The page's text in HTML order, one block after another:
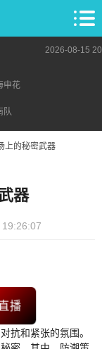
2026-08-15
申花
队
上的秘密武器
器
播
抗和紧张的氛围。